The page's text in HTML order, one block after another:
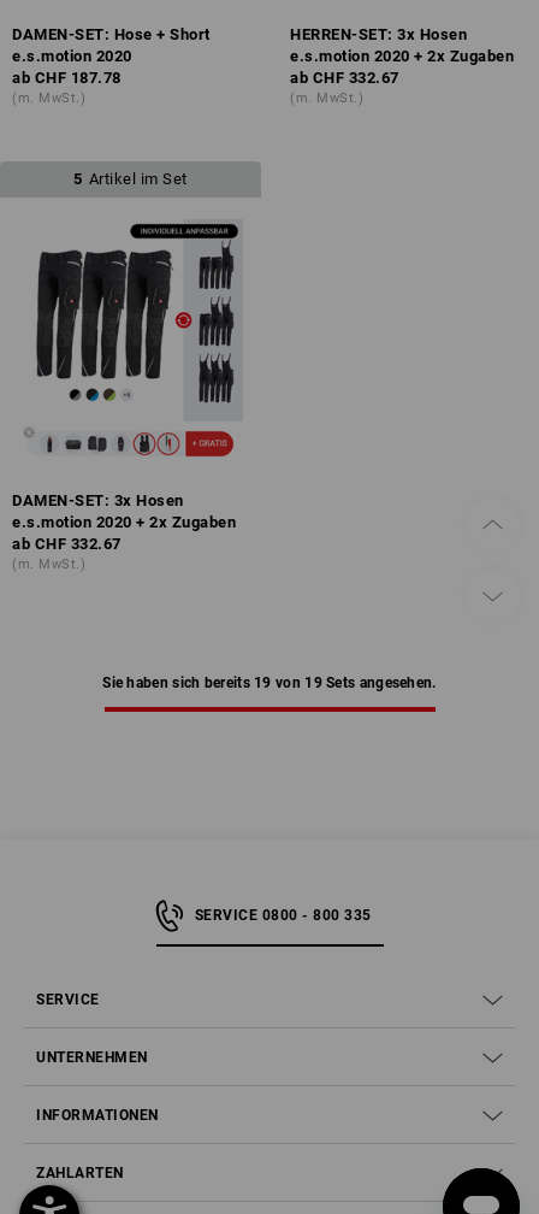
DAMEN-SET: Hose + Short
e.s.motion 2020
ab CHF 187.78
(m. MwSt.)
HERREN-SET: 3x Hosen
e.s.motion 2020 + 2x Zugaben
ab CHF 332.67
(m. MwSt.)
5 Artikel im Set
DAMEN-SET: 3x Hosen
e.s.motion 2020 + 2x Zugaben
ab CHF 332.67
(m. MwSt.)
Sie haben sich bereits 19 von 19 Sets angesehen.
SERVICE 0800 - 800 335
SERVICE
UNTERNEHMEN
INFORMATIONEN
ZAHLARTEN